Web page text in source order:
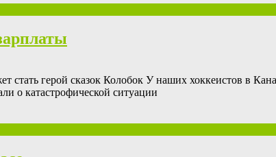
стать герой сказок Колобок У наших хоккеистов в
о катастрофической ситуации